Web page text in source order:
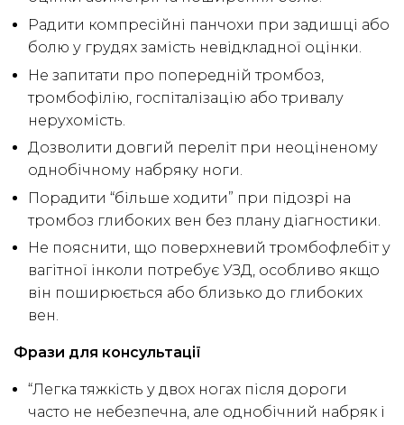
Радити компресійні панчохи при задишці або
болю у грудях замість невідкладної оцінки.
Не запитати про попередній тромбоз,
тромбофілію, госпіталізацію або тривалу
нерухомість.
Дозволити довгий переліт при неоціненому
однобічному набряку ноги.
Порадити “більше ходити” при підозрі на
тромбоз глибоких вен без плану діагностики.
Не пояснити, що поверхневий тромбофлебіт у
вагітної інколи потребує УЗД, особливо якщо
він поширюється або близько до глибоких
вен.
Фрази для консультації
“Легка тяжкість у двох ногах після дороги
часто не небезпечна, але однобічний набряк і